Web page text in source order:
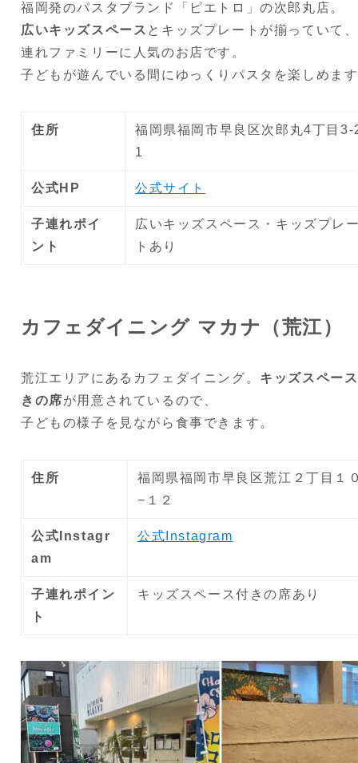
福岡発のパスタブランド「ピエトロ」の次郎丸店。
広いキッズスペース とキッズプレートが揃っていて
連れファミリーに人気のお店です。
子どもが遊んでいる間にゆっくりパスタを楽しめま
住所
福岡県福岡市早良区次郎丸4丁目3-
1
公式HP 公式サイト
子連れポイ
ント
広いキッズスペース・キッズプレ
トあり
カフェダイニング マカナ（荒江）
荒江エリアにあるカフェダイニング。 キッズスペー
きの席が用意されているので、
子どもの様子を見ながら食事できます。
住所
福岡県福岡市早良区荒江２丁目１
−１２
公式Instagr
am
公式Instagram
子連れポイン
ト
キッズスペース付きの席あり